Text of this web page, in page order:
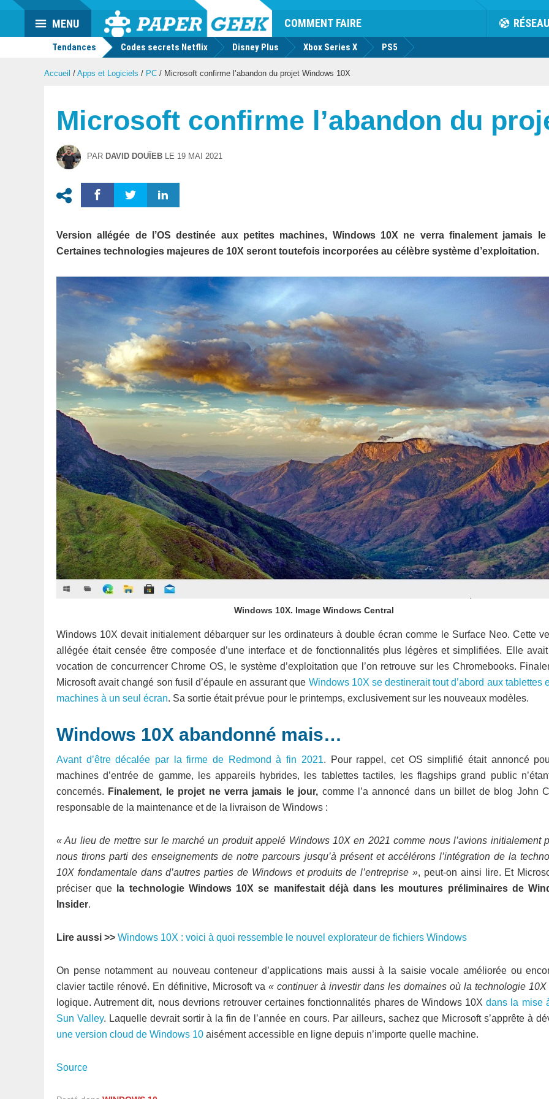
Actu
geek
COMMENT FAIRE RÉSEAU
MENU
Tendances Codes secrets Netflix Disney Plus Xbox Series X PS5
Accueil / Apps et Logiciels / PC / Microsoft confirme l’abandon du projet Windows 10X
Microsoft confirme l’abandon du
PAR DAVID DOUÏEB LE 19 MAI 2021
Version allégée de l’OS destinée aux petites machines, Windows 10X ne verra finalement jamais le
Certaines technologies majeures de 10X seront toutefois incorporées au célèbre système d’exploitation.
Windows 10X. Image Windows Central
Windows 10X devait initialement débarquer sur les ordinateurs à double écran comme le Surface Neo. Cette
allégée était censée être composée d’une interface et de fonctionnalités plus légères et simplifiées. Elle
vocation de concurrencer Chrome OS, le système d’exploitation que l’on retrouve sur les Chromebooks.
Microsoft avait changé son fusil d’épaule en assurant que Windows 10X se destinerait tout d’abord aux tablettes
machines à un seul écran. Sa sortie était prévue pour le printemps, exclusivement sur les nouveaux modèles.
Windows 10X abandonné mais…
Avant d’être décalée par la firme de Redmond à fin 2021. Pour rappel, cet OS simplifié était annoncé
machines d’entrée de gamme, les appareils hybrides, les tablettes tactiles, les flagships grand public
concernés. Finalement, le projet ne verra jamais le jour, comme l’a annoncé dans un billet de blog John
responsable de la maintenance et de la livraison de Windows :
« Au lieu de mettre sur le marché un produit appelé Windows 10X en 2021 comme nous l’avions initialement
nous tirons parti des enseignements de notre parcours jusqu’à présent et accélérons l’intégration de la
10X fondamentale dans d’autres parties de Windows et produits de l’entreprise », peut-on ainsi lire. Et
préciser que
la technologie Windows 10X se manifestait déjà dans les moutures préliminaires de
Insider.
Lire aussi >> Windows 10X : voici à quoi ressemble le nouvel explorateur de fichiers Windows
On pense notamment au nouveau conteneur d’applications mais aussi à la saisie vocale améliorée ou
clavier tactile rénové. En définitive, Microsoft va « continuer à investir dans les domaines où la technologie 10X
logique. Autrement dit, nous devrions retrouver certaines fonctionnalités phares de Windows 10Xdans la mise
Sun Valley. Laquelle devrait sortir à la fin de l’année en cours. Par ailleurs, sachez que Microsoft s’apprête à
une version cloud de Windows 10 aisément accessible en ligne depuis n’importe quelle machine.
Source